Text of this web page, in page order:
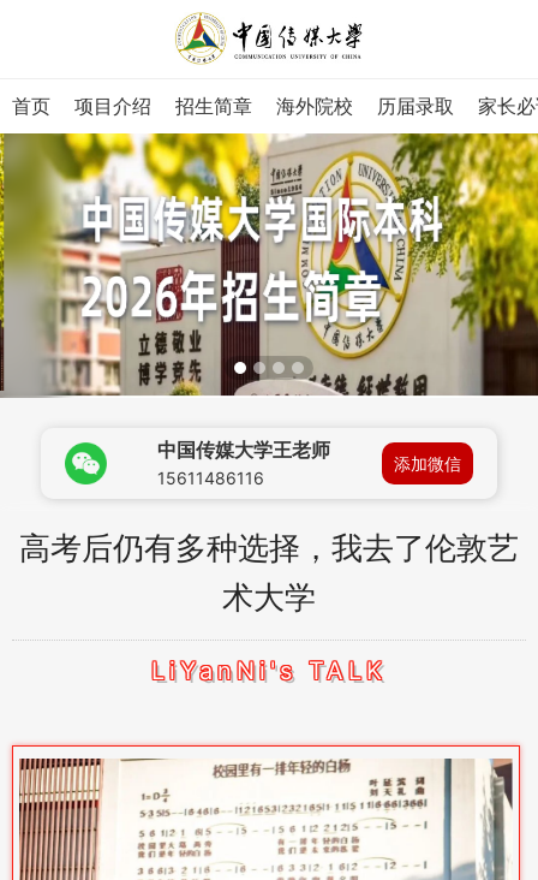
首页 项目介绍 招生简章 海外院校 历届录取 家长
中国传媒大学王老师
15611486116
添加微信
高考后仍有多种选择，我去了伦敦艺
术大学
LiYanNi's TALK